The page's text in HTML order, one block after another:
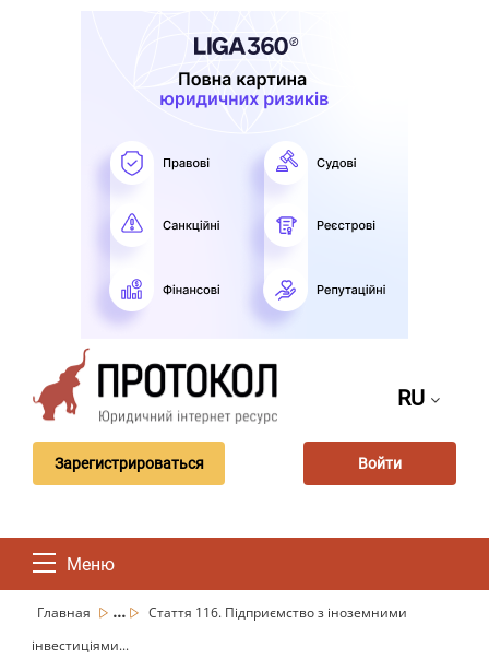
RU
Зарегистрироваться Войти
Меню
Главная ...
Стаття 116. Підприємство з іноземними
інвестиціями...